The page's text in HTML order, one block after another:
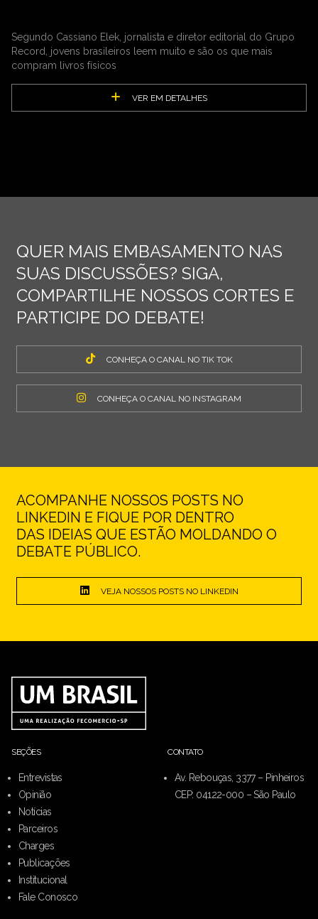
Segundo Cassiano Elek, jornalista e diretor editorial do Grupo
Record, jovens brasileiros leem muito e são os que mais
compram livros físicos
VER EM DETALHES
QUER MAIS EMBASAMENTO NAS
SUAS DISCUSSÕES? SIGA,
COMPARTILHE NOSSOS CORTES E
PARTICIPE DO DEBATE!
CONHEÇA O CANAL NO TIK TOK
CONHEÇA O CANAL NO INSTAGRAM
ACOMPANHE NOSSOS POSTS NO
LINKEDIN E FIQUE POR DENTRO
DAS IDEIAS QUE ESTÃO MOLDANDO O
DEBATE PÚBLICO.
VEJA NOSSOS POSTS NO LINKEDIN
SEÇÕES
Entrevistas
Opinião
Notícias
Parceiros
Charges
Publicações
Institucional
Fale Conosco
CONTATO
Av. Rebouças, 3377 – Pinheiros
CEP: 04122-000 – São Paulo